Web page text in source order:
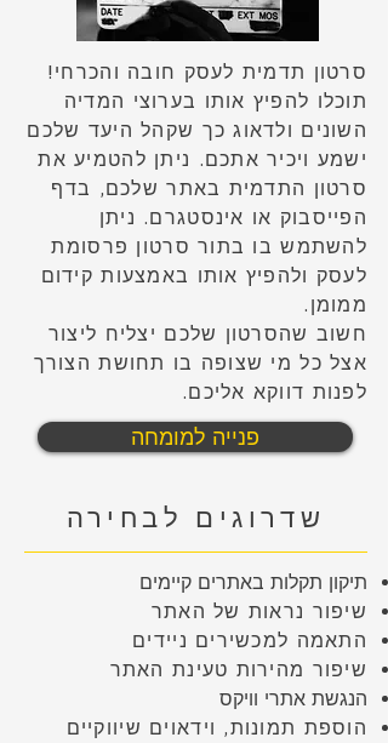
סרטון תדמית לעסק חובה והכרחי!
תוכלו להפיץ אותו בערוצי המדיה
השונים ולדאוג כך שקהל היעד שלכם
ישמע ויכיר אתכם. ניתן להטמיע את
סרטון התדמית באתר שלכם, בדף
הפייסבוק או אינסטגרם. ניתן
להשתמש בו בתור סרטון פרסומת
לעסק ולהפיץ אותו באמצעות קידום
ממומן.
חשוב שהסרטון שלכם יצליח ליצור
אצל כל מי שצופה בו תחושת הצורך
לפנות דווקא אליכם.
פנייה למומחה
שדרוגים לבחירה
תיקון תקלות באתרים קיימים
שיפור נראות של האתר
התאמה למכשירים ניידים
שיפור מהירות טעינת האתר
הנגשת אתרי וויקס
הוספת תמונות, וידאוים שיווקיים